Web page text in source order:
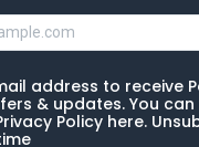
address to receive
& updates. You can
Policy here.